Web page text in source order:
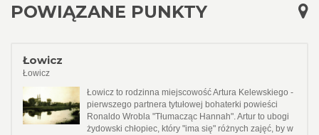
POWIĄZANE PUNKTY
Łowicz
Łowicz
Łowicz to rodzinna miejscowość Artura Kelewskiego -
pierwszego partnera tytułowej bohaterki powieści
Ronaldo Wrobla "Tłumacząc Hannah". Artur to ubogi
żydowski chłopiec, który "ima się" różnych zajęć, by w